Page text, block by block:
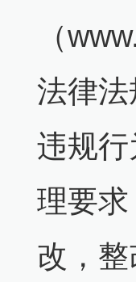
（
法律
违规
理要
改，整